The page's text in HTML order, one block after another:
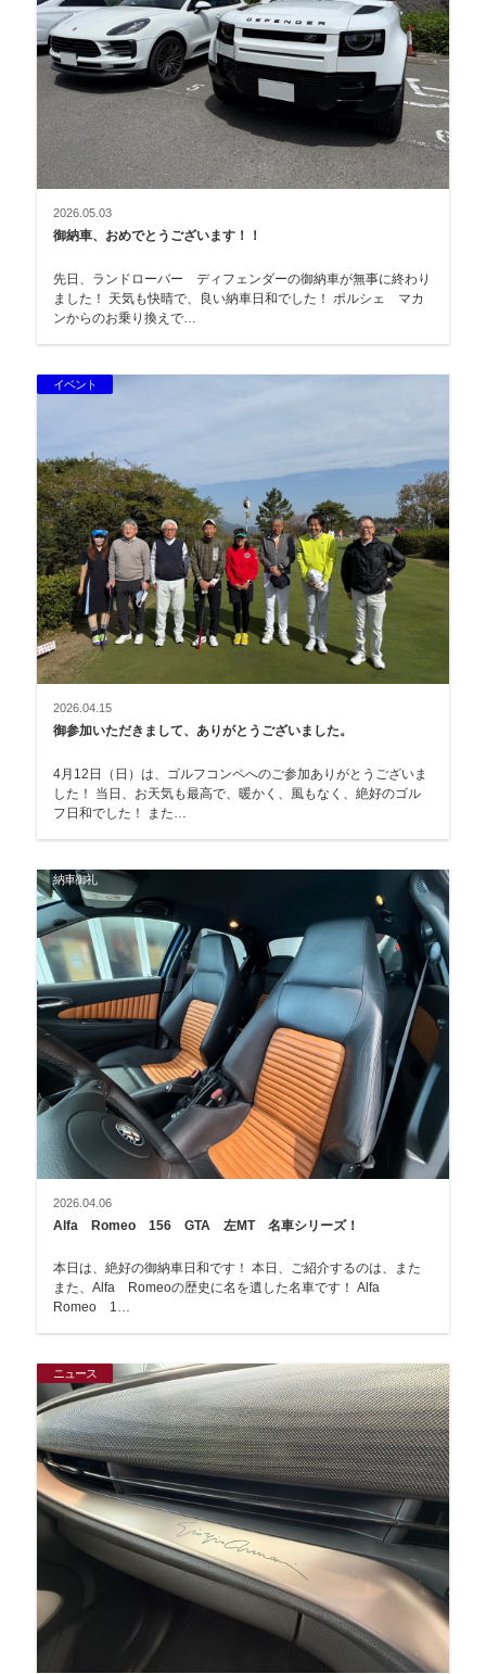
2026.05.03
御納車、おめでとうございます！！
先日、ランドローバー ディフェンダーの御納車が無事に終わり
ました！ 天気も快晴で、良い納車日和でした！ ポルシェ マカ
ンからのお乗り換えで…
イベント
2026.04.15
御参加いただきまして、ありがとうございました。
4月12日（日）は、ゴルフコンペへのご参加ありがとうございま
した！ 当日、お天気も最高で、暖かく、風もなく、絶好のゴル
フ日和でした！ また…
納車御礼
2026.04.06
Alfa Romeo 156 GTA 左MT 名車シリーズ！
本日は、絶好の御納車日和です！ 本日、ご紹介するのは、また
また、Alfa Romeoの歴史に名を遺した名車です！ Alfa
Romeo 1…
ニュース